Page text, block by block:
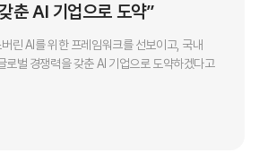
춘 AI 기업으로 도약”
린 AI를 위한 프레임워크를 선보이고, 국내
로벌 경쟁력을 갖춘 AI 기업으로 도약하겠다고